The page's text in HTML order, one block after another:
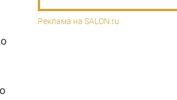
Реклама на SALON.ru